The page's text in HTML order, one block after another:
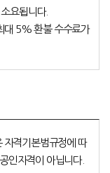
요됩니다.
대 5% 환불 수수료가
격기본범규정에 따
인자격이 아닙니다.